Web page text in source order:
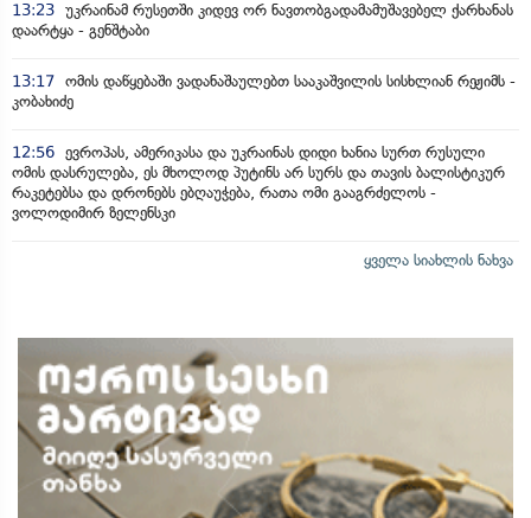
13:23 უკრაინამ რუსეთში კიდევ ორ ნავთობგადამამუშავებელ ქარხანას
დაარტყა - გენშტაბი
13:17 ომის დაწყებაში ვადანაშაულებთ სააკაშვილის სისხლიან რეჟიმს -
კობახიძე
12:56 ევროპას, ამერიკასა და უკრაინას დიდი ხანია სურთ რუსული
ომის დასრულება, ეს მხოლოდ პუტინს არ სურს და თავის ბალისტიკურ
რაკეტებსა და დრონებს ებღაუჭება, რათა ომი გააგრძელოს -
ვოლოდიმირ ზელენსკი
ყველა სიახლის ნახვა